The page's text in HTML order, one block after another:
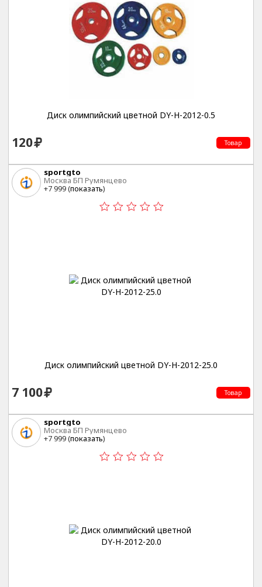
Диск олимпийский цветной DY-H-2012-0.5
120 Товар
sportgto
Москва БП Румянцево
+7 999 (показать)
Диск олимпийский цветной DY-H-2012-25.0
7 100 Товар
sportgto
Москва БП Румянцево
+7 999 (показать)